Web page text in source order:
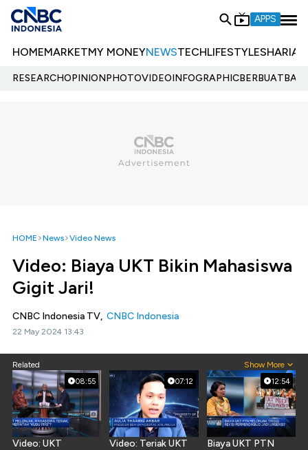
APPS
HOMEMARKETMY MONEYNEWSTECHLIFESTYLESHARIA
RESEARCHOPINIONPHOTOVIDEOINFOGRAPHIC
HOME News Video News
Video: Biaya UKT Bikin Mahasiswa
Gigit Jari!
CNBC Indonesia TV, CNBC Indonesia
22 May 2024 13:43
Related Show More
08:55
Video: UKT
07:12
Video: Teriak UKT
12:54
Biaya UKT PTN